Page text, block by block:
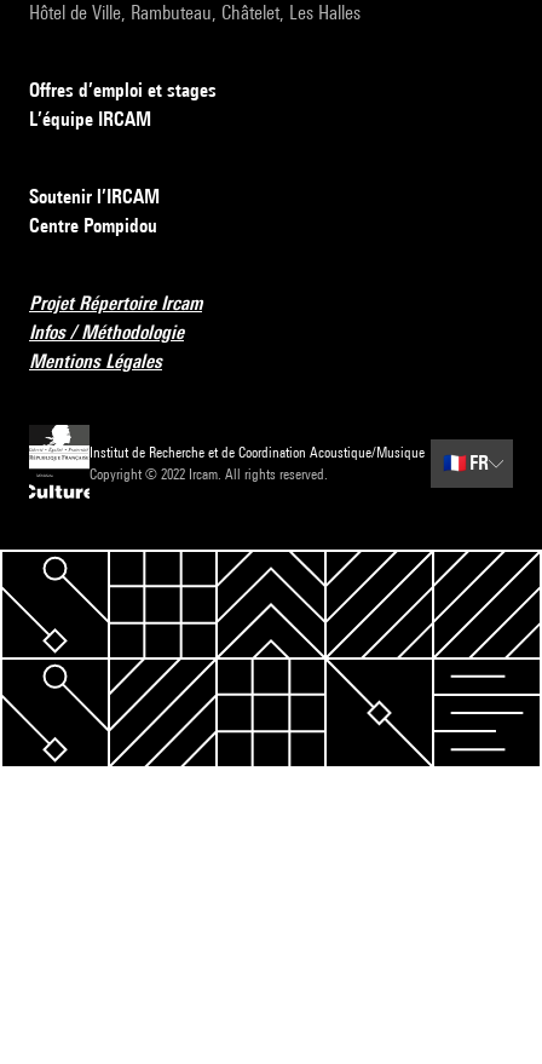
Hôtel de Ville, Rambuteau, Châtelet, Les Halles
Offres d’emploi et stages
L’équipe IRCAM
Soutenir l’IRCAM
Centre Pompidou
Projet Répertoire Ircam
Infos / Méthodologie
Mentions Légales
Institut de Recherche et de Coordination Acoustique/Musique
Copyright © 2022 Ircam. All rights reserved.
🇫🇷 FR